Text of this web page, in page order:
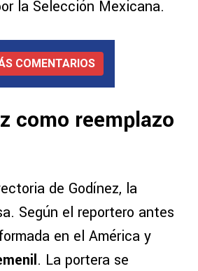
la Selección Mexicana.
COMENTARIOS
como reemplazo
de Godínez, la
Según el reportero antes
en el América y
. La portera se